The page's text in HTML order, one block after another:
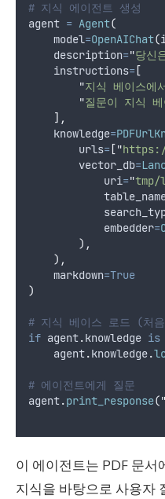
# 지식 에이전트 생성
agent = Agent(
model=OpenAIChat(
description="당신
instructions= [
"지식 베이스에
"질문이 지식
],
knowledge=
urls= ["
vector_db=
uri="tmp/
embedder=
),
),
markdown=True
)
# 지식 베이스 로드 (처
if agent.knowledge is
    agent
.knowledge.
# 에이전트에게 질문
agent.print_response("
이 에이전트는 PDF 문서
지식을 바탕으로 사용자